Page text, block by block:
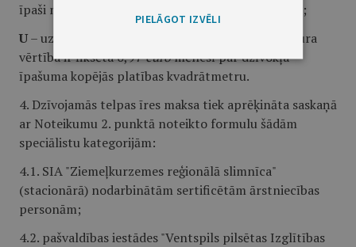
īpaši noteikumi saistībā ar speciālista kvalifikāciju;
U– uzkrājums kārtējiem remontdarbiem (EUR), kura
vērtība ir fiksēta 0,97euromēnesī par dzīvokļa
īpašuma kopējās platības kvadrātmetru.
4. Dzīvojamās telpas īres maksa tiek aprēķināta saskaņā
ar Noteikumu 2. punktā noteikto formulu šādām
speciālistu kategorijām:
4.1. SIA "Ziemeļkurzemes reģionālā slimnīca"
(stacionārā) nodarbinātām sertificētām ārstniecības
personām;
4.2. pašvaldības iestādes "Ventspils pilsētas Izglītības
PIELĀGOT IZVĒLI